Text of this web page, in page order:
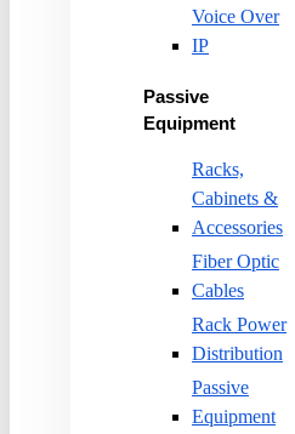
Voice Over
IP
Passive
Equipment
Racks,
Cabinets &
Accessories
Fiber Optic
Cables
Rack Power
Distribution
Passive
Equipment